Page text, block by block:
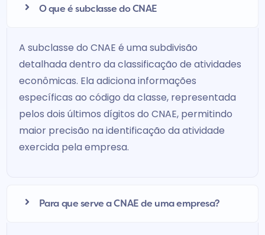
O que é subclasse do CNAE
A subclasse do CNAE é uma subdivisão
detalhada dentro da classificação de atividades
econômicas. Ela adiciona informações
específicas ao código da classe, representada
pelos dois últimos dígitos do CNAE, permitindo
maior precisão na identificação da atividade
exercida pela empresa.
Para que serve a CNAE de uma empresa?